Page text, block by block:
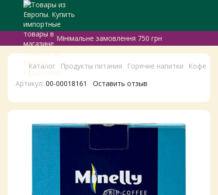
Мінімальне замовлення 750 грн
Каталог Продукты питания Горячие напитки Кофе
Артикул: 00-00018161 Оставить отзыв